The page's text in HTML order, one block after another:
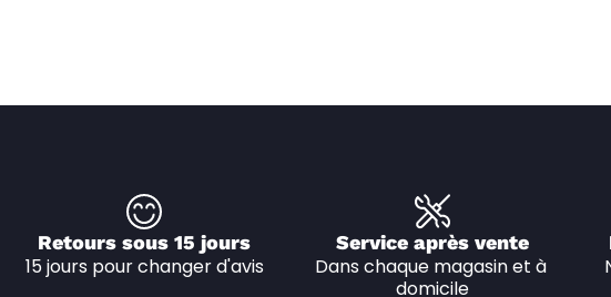
Retours sous 15 jours
15 jours pour changer d'avis
Service après vente
Dans chaque magasin et à
domicile